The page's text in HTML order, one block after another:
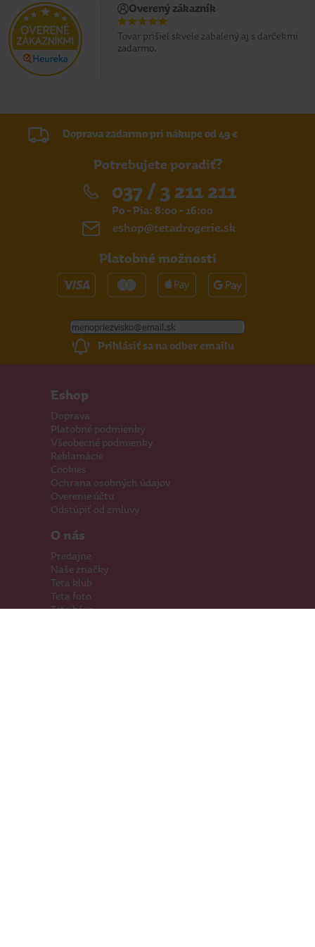
Overený zákazník
Tovar prišiel skvele zabalený aj s darčekmi
zadarmo.
Doprava zadarmo pri nákupe od 49 €
Potrebujete poradiť?
037 / 3 211 211
Po - Pia: 8:00 - 16:00
eshop@tetadrogerie.sk
Platobné možnosti
Prihlásiť sa na odber emailu
Eshop
Doprava
Platobné podmienky
Všeobecné podmienky
Reklamácie
Cookies
Ochrana osobných údajov
Overenie účtu
Odstúpiť od zmluvy
O nás
Predajne
Naše značky
Teta klub
Teta foto
Teta káva